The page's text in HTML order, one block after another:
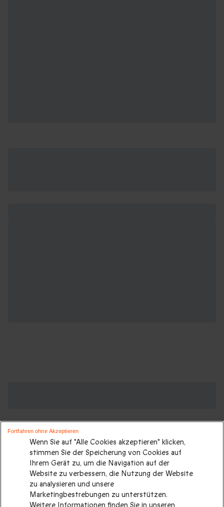
Geburtstagsgeschenk
Gastronomie| Städtetrip|Last minute Geschenke|
Geschenke|
Geburtstagsgeschenke für jedes Alter:
Wenn Sie auf "Alle Cookies akzeptieren" klicken,
stimmen Sie der Speicherung von Cookies auf
Ihrem Gerät zu, um die Navigation auf der
Website zu verbessern, die Nutzung der Website
zu analysieren und unsere
Marketingbestrebungen zu unterstützen.
Fortfahren ohne Akzeptieren